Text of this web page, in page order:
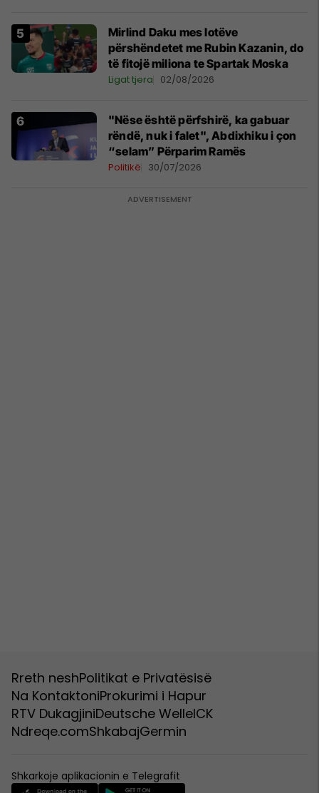
Mirlind Daku mes lotëve
përshëndetet me Rubin Kazanin, do
të fitojë miliona te Spartak Moska
Ligat tjera 02/08/2026
"Nëse është përfshirë, ka gabuar
rëndë, nuk i falet", Abdixhiku i çon
“selam” Përparim Ramës
Politikë 30/07/2026
Rreth neshPolitikat e Privatësisë
Na KontaktoniProkurimi i Hapur
RTV DukagjiniDeutsche WelleICK
Ndreqe.comShkabajGermin
Shkarkoje aplikacionin e Telegrafit